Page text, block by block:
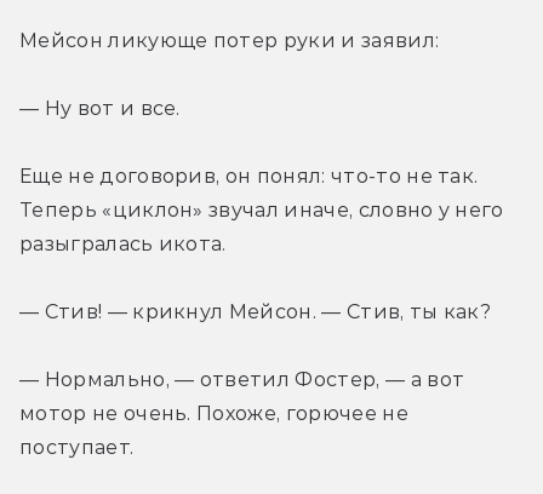
Мейсон ликующе потер руки и заявил:
— Ну вот и все.
Еще не договорив, он понял: что-то не так.
Теперь «циклон» звучал иначе, словно у него
разыгралась икота.
— Стив! — крикнул Мейсон. — Стив, ты как?
— Нормально, — ответил Фостер, — а вот
мотор не очень. Похоже, горючее не
поступает.